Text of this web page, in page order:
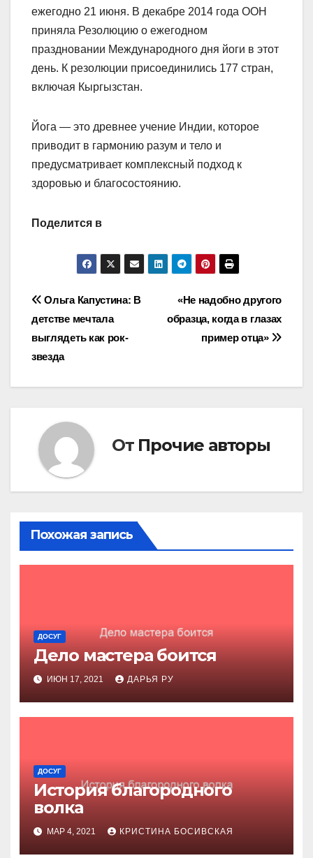
ежегодно 21 июня. В декабре 2014 года ООН
приняла Резолюцию о ежегодном
праздновании Международного дня йоги в этот
день. К резолюции присоединились 177 стран,
включая Кыргызстан.
Йога — это древнее учение Индии, которое
приводит в гармонию разум и тело и
предусматривает комплексный подход к
здоровью и благосостоянию.
Поделится в
Навигация
по
записям
«Не надобно другого
образца, когда в глазах
пример отца»
Ольга Капустина: В
детстве мечтала
выглядеть как рок-
звезда
От Прочие авторы
Похожая запись
ДОСУГ
Дело мастера боится
ИЮН 17, 2021 ДАРЬЯ РУ
ДОСУГ
История благородного
волка
МАР 4, 2021 КРИСТИНА БОСИВСКАЯ